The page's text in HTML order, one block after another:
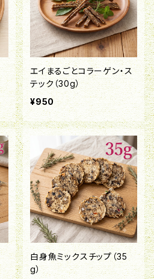
エイまるごとコラーゲン・ス
テック（30g）
¥950
白身魚ミックスチップ（35
g）